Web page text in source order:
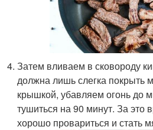
Затем вливаем в сковороду
должна лишь слегка покрыть
крышкой, убавляем огонь до
тушиться на 90 минут. За это
хорошо провариться и стать